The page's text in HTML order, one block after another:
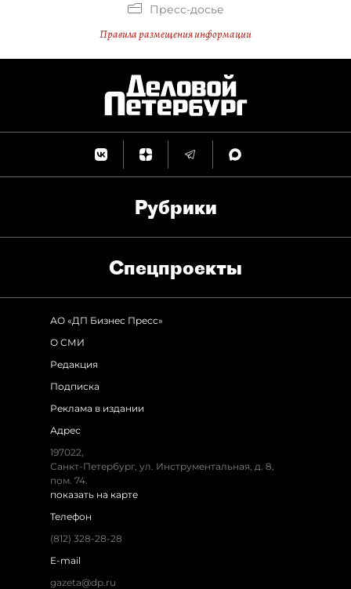
Пресс-досье
Правила размещения информации
Рубрики
Спец­проекты
АО «ДП Бизнес Пресс»
О СМИ
Редакция
Подписка
Реклама в издании
Адрес
197022,
Санкт-Петербург, ул. Инструментальная, д. 8,
пом. 74.
показать на карте
Телефон
(812) 328-28-28
E-mail
gazeta@dp.ru